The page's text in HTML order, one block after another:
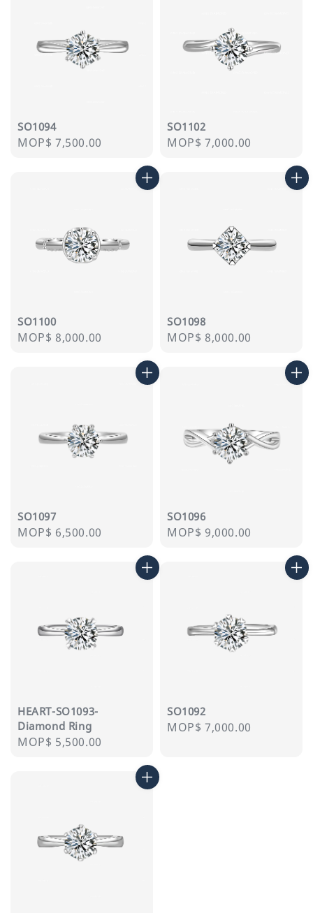
SO1094
Regular
MOP$ 7,500.00
SO1102
Regular
MOP$ 7,000.00
SO1100
Regular
MOP$ 8,000.00
SO1098
Regular
MOP$ 8,000.00
SO1097
Regular
MOP$ 6,500.00
SO1096
Regular
MOP$ 9,000.00
HEART-SO1093-
Diamond Ring
Regular
MOP$ 5,500.00
SO1092
Regular
MOP$ 7,000.00